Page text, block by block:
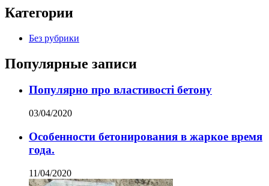
Категории
Без рубрики
Популярные записи
Популярно про властивості бетону
03/04/2020
Особенности бетонирования в жаркое время
года.
11/04/2020